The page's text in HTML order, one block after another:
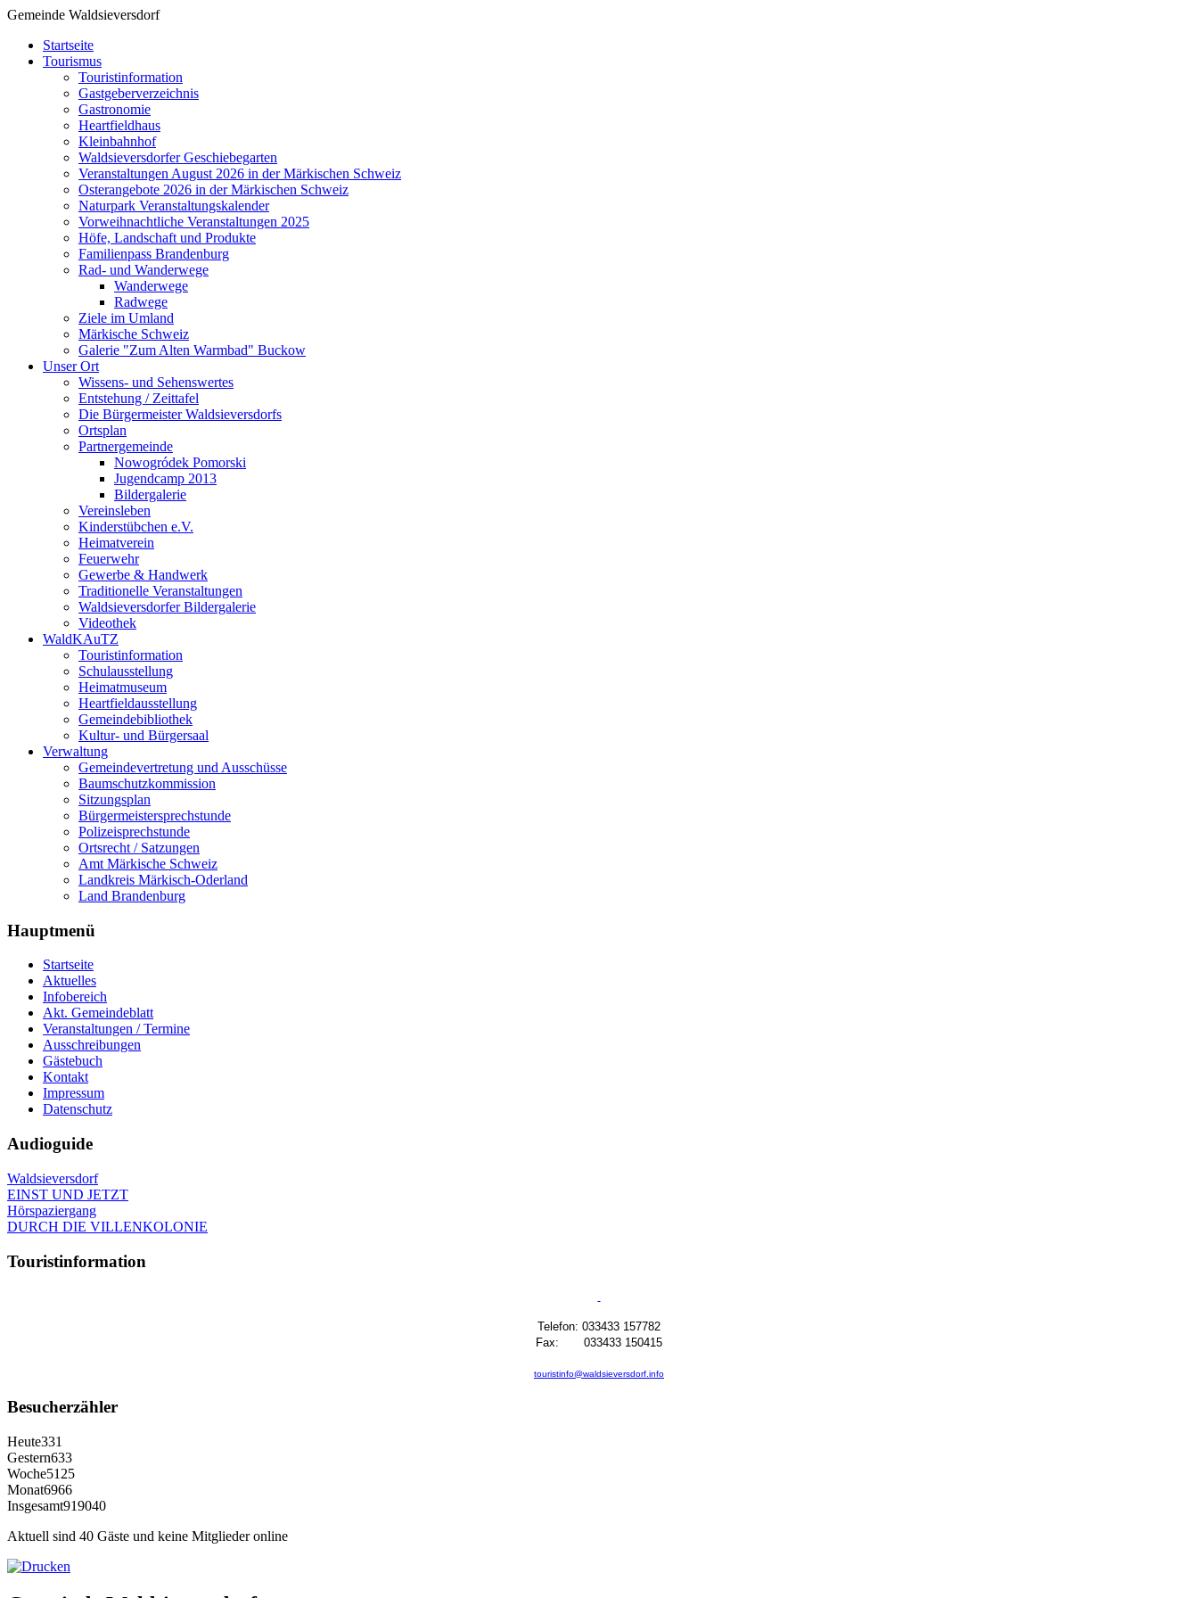
Gemeinde Waldsieversdorf
Startseite
Tourismus
Touristinformation
Gastgeberverzeichnis
Gastronomie
Heartfieldhaus
Kleinbahnhof
Waldsieversdorfer Geschiebegarten
Veranstaltungen August 2026 in der Märkischen Schweiz
Osterangebote 2026 in der Märkischen Schweiz
Naturpark Veranstaltungskalender
Vorweihnachtliche Veranstaltungen 2025
Höfe, Landschaft und Produkte
Familienpass Brandenburg
Rad- und Wanderwege
Wanderwege
Radwege
Ziele im Umland
Märkische Schweiz
Galerie "Zum Alten Warmbad" Buckow
Unser Ort
Wissens- und Sehenswertes
Entstehung / Zeittafel
Die Bürgermeister Waldsieversdorfs
Ortsplan
Partnergemeinde
Nowogródek Pomorski
Jugendcamp 2013
Bildergalerie
Vereinsleben
Kinderstübchen e.V.
Heimatverein
Feuerwehr
Gewerbe & Handwerk
Traditionelle Veranstaltungen
Waldsieversdorfer Bildergalerie
Videothek
WaldKAuTZ
Touristinformation
Schulausstellung
Heimatmuseum
Heartfieldausstellung
Gemeindebibliothek
Kultur- und Bürgersaal
Verwaltung
Gemeindevertretung und Ausschüsse
Baumschutzkommission
Sitzungsplan
Bürgermeistersprechstunde
Polizeisprechstunde
Ortsrecht / Satzungen
Amt Märkische Schweiz
Landkreis Märkisch-Oderland
Land Brandenburg
Hauptmenü
Startseite
Aktuelles
Infobereich
Akt. Gemeindeblatt
Veranstaltungen / Termine
Ausschreibungen
Gästebuch
Kontakt
Impressum
Datenschutz
Audioguide
Waldsieversdorf
EINST UND JETZT
Hörspaziergang
DURCH DIE VILLENKOLONIE
Touristinformation
Telefon: 033433 157782
Fax: 033433 150415
touristinfo@waldsieversdorf.info
Besucherzähler
Heute331
Gestern633
Woche5125
Monat6966
Insgesamt919040
Aktuell sind 40 Gäste und keine Mitglieder online